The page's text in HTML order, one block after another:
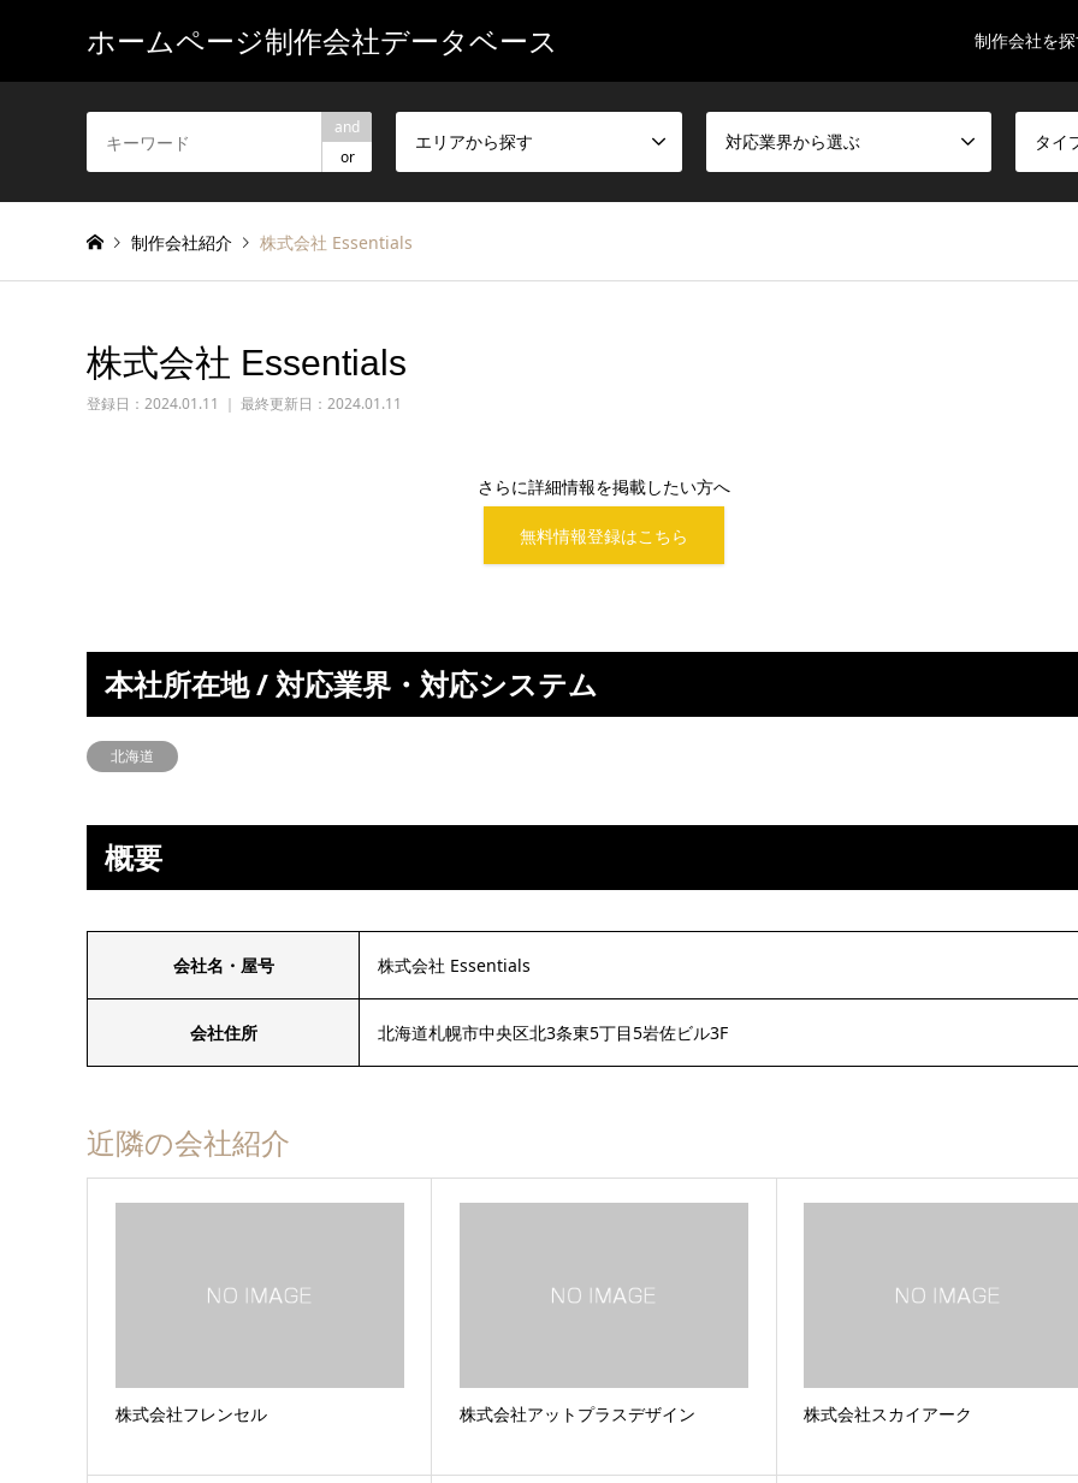
ホームページ制作会社データベース 制作会社を
and
or
エリアから探す 対応業界から選ぶ タイ
制作会社紹介 株式会社 Essentials
株式会社 Essentials
登録日： 2024.01.11 ｜ 最終更新日：2024.01.11
さらに詳細情報を掲載したい方へ
無料情報登録はこちら
本社所在地 / 対応業界・対応システム
北海道
概要
会社名・屋号 株式会社 Essentials
会社住所 北海道札幌市中央区北3条東5丁目5岩佐ビル3F
近隣の会社紹介
株式会社フレンセル 株式会社アットプラスデザイン 株式会社スカイアーク